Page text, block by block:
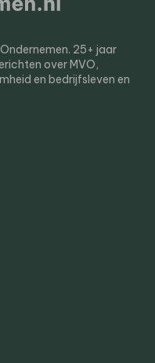
25+ jaar
over MVO,
en bedrijfsleven en